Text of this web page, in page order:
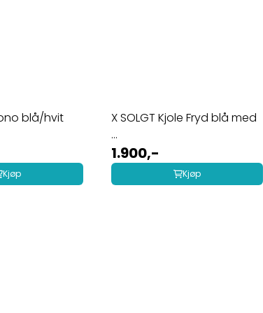
blå/hvit
Kjøp
X SOLGT Kjole Fryd blå med
...
1.900,-
Kjøp